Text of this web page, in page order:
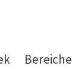
Bereiche